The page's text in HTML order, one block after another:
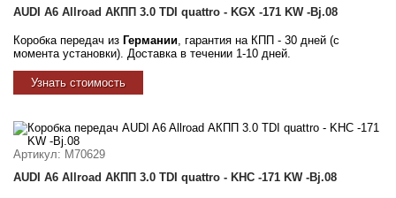
AUDI A6 Allroad АКПП 3.0 TDI quattro - KGX -171 KW -Bj.08
Коробка передач из Германии, гарантия на КПП - 30 дней (с
момента установки). Доставка в течении 1-10 дней.
Узнать стоимость
Артикул: M70629
AUDI A6 Allroad АКПП 3.0 TDI quattro - KHC -171 KW -Bj.08